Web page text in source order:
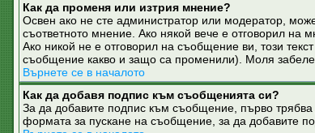
Как да променя или изтрия мнение?
Освен ако не сте администратор или модератор,
съответното мнение. Ако някой вече е отговорил на
Ако никой не е отговорил на съобщение ви, този
съобщение какво и защо са променили). Моля
Върнете се в началото
Как да добавя подпис към съобщенията си?
За да добавите подпис към съобщение, първо
формата за пускане на съобщение, за да добавите